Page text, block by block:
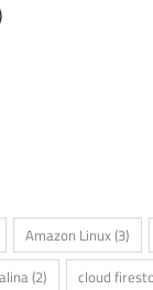
Amazon Linux(3)
(2) cloud